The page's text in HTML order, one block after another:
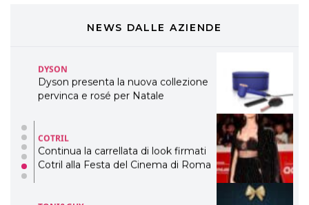
NEWS DALLE AZIENDE
pervinca e rosé per Natale
COTRIL
Continua la carrellata di look firmati
Cotril alla Festa del Cinema di Roma
TONI&GUY
A Natale regala una doppia
TONI&GUY “Feel Good Experience”!